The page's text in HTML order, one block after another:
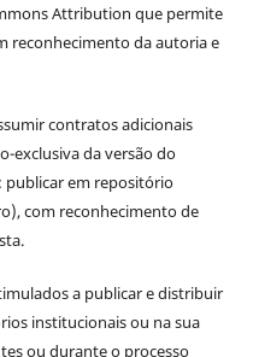
Attribution que permite
reconhecimento da autoria e
contratos adicionais
exclusiva da versão do
publicar em repositório
com reconhecimento de
a publicar e distribuir
institucionais ou na sua
ou durante o processo